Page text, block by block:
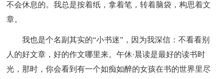
不会休息的。我总是按着纸，拿着笔，转着脑袋，构思着文
章。
我也是个名副其实的“小书迷”，因为我深信：不看看别
人的好文章，好的作文哪里来。午休·晨读是最好的读书时
光，那时，你会看到有一个如痴如醉的女孩在书的世界里尽